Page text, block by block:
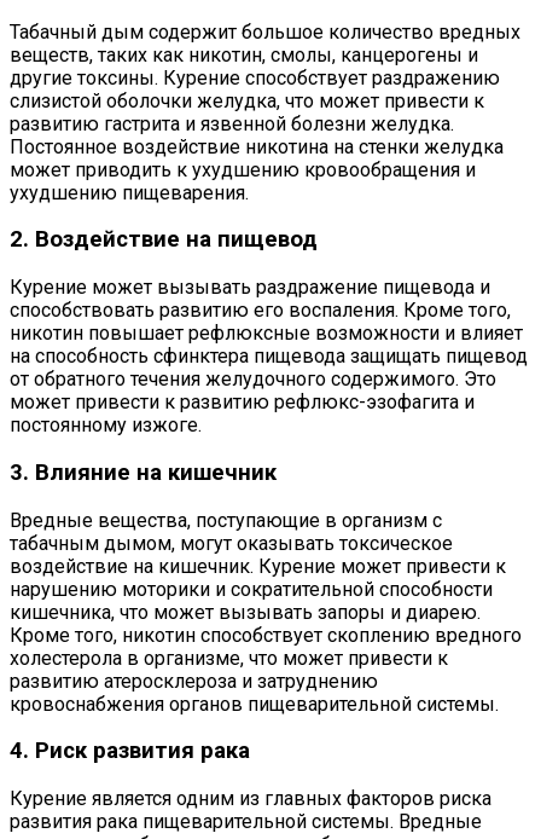
Табачный дым содержит большое количество вредных
веществ, таких как никотин, смолы, канцерогены и
другие токсины. Курение способствует раздражению
слизистой оболочки желудка, что может привести к
развитию гастрита и язвенной болезни желудка.
Постоянное воздействие никотина на стенки желудка
может приводить к ухудшению кровообращения и
ухудшению пищеварения.
2. Воздействие на пищевод
Курение может вызывать раздражение пищевода и
способствовать развитию его воспаления. Кроме того,
никотин повышает рефлюксные возможности и влияет
на способность сфинктера пищевода защищать пищевод
от обратного течения желудочного содержимого. Это
может привести к развитию рефлюкс-эзофагита и
постоянному изжоге.
3. Влияние на кишечник
Вредные вещества, поступающие в организм с
табачным дымом, могут оказывать токсическое
воздействие на кишечник. Курение может привести к
нарушению моторики и сократительной способности
кишечника, что может вызывать запоры и диарею.
Кроме того, никотин способствует скоплению вредного
холестерола в организме, что может привести к
развитию атеросклероза и затруднению
кровоснабжения органов пищеварительной системы.
4. Риск развития рака
Курение является одним из главных факторов риска
развития рака пищеварительной системы. Вредные